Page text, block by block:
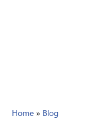
Home » Blog